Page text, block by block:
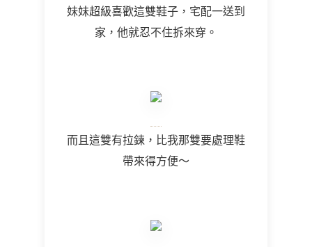
妹妹超級喜歡這雙鞋子，宅配一送到
家，他就忍不住拆來穿。
而且這雙有拉鍊，比我那雙要處理鞋
帶來得方便～